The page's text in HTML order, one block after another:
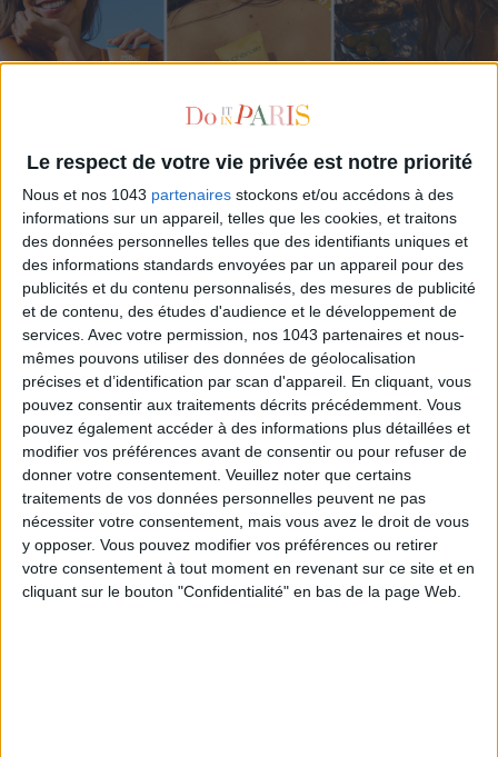
Le respect de votre vie privée est notre priorité
Nous et nos 1043 partenaires stockons et/ou accédons à des
informations sur un appareil, telles que les cookies, et traitons
des données personnelles telles que des identifiants uniques et
des informations standards envoyées par un appareil pour des
publicités et du contenu personnalisés, des mesures de publicité
et de contenu, des études d'audience et le développement de
services. Avec votre permission, nos 1043 partenaires et nous-
mêmes pouvons utiliser des données de géolocalisation
précises et d’identification par scan d'appareil. En cliquant, vous
pouvez consentir aux traitements décrits précédemment. Vous
pouvez également accéder à des informations plus détaillées et
modifier vos préférences avant de consentir ou pour refuser de
donner votre consentement. Veuillez noter que certains
traitements de vos données personnelles peuvent ne pas
nécessiter votre consentement, mais vous avez le droit de vous
y opposer. Vous pouvez modifier vos préférences ou retirer
votre consentement à tout moment en revenant sur ce site et en
cliquant sur le bouton "Confidentialité" en bas de la page Web.
SPF 50 SUNSCREENS YOU'LL ACTUALLY WANT TO SLATHER ON
THE BEST HOTELS FOR A SPA AND GASTRONOMY WEEKEND